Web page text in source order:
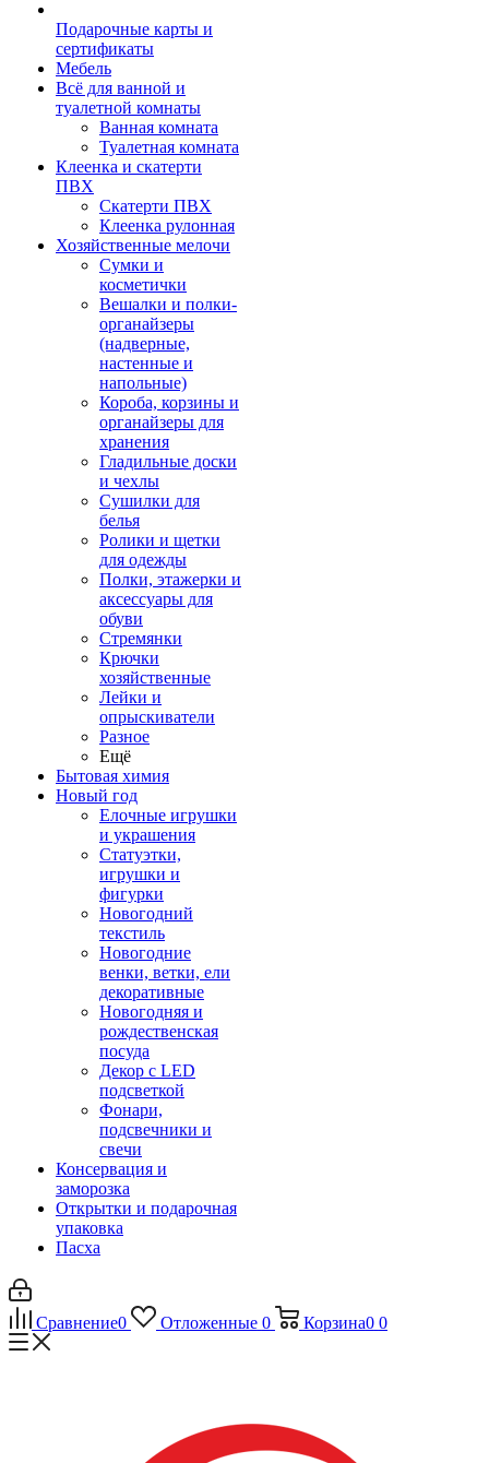
Подарочные карты и
сертификаты
Мебель
Всё для ванной и
туалетной комнаты
Ванная комната
Туалетная комната
Клеенка и скатерти
ПВХ
Скатерти ПВХ
Клеенка рулонная
Хозяйственные мелочи
Сумки и
косметички
Вешалки и полки-
органайзеры
(надверные,
настенные и
напольные)
Короба, корзины и
органайзеры для
хранения
Гладильные доски
и чехлы
Сушилки для
белья
Ролики и щетки
для одежды
Полки, этажерки и
аксессуары для
обуви
Стремянки
Крючки
хозяйственные
Лейки и
опрыскиватели
Разное
Ещё
Бытовая химия
Новый год
Елочные игрушки
и украшения
Статуэтки,
игрушки и
фигурки
Новогодний
текстиль
Новогодние
венки, ветки, ели
декоративные
Новогодняя и
рождественская
посуда
Декор с LED
подсветкой
Фонари,
подсвечники и
свечи
Консервация и
заморозка
Открытки и подарочная
упаковка
Пасха
Сравнение0 Отложенные 0 Корзина0 0